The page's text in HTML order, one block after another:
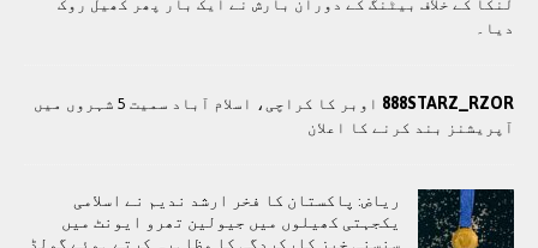
لنکا کے خلاف بیٹنگ کے دوران بارش نے ایک بار پھر کھیل روک
دیا۔
888STARZ_RZOR
اوبر کا کراچی، اسلام آباد سمیت 5 شہروں میں
آپریشنز بند کرنے کا اعلان
ریاض: پاکستان کا فخر ارشد ندیم نے اسلامی
یکجہتی کھیلوں میں جيولين تھرو ایونٹ میں
سنسنی خیز کارکردگی کا مظاہرہ کرتے ہوئے گولڈ